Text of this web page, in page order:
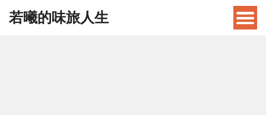
若曦的味旅人生